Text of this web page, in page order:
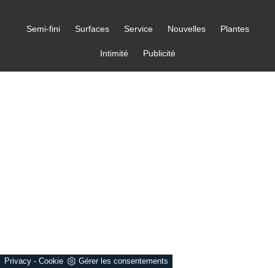
Privacy - Cookie Gérer les consentements
Semi-fini Surfaces Service Nouvelles Plantes
Intimité Publicité